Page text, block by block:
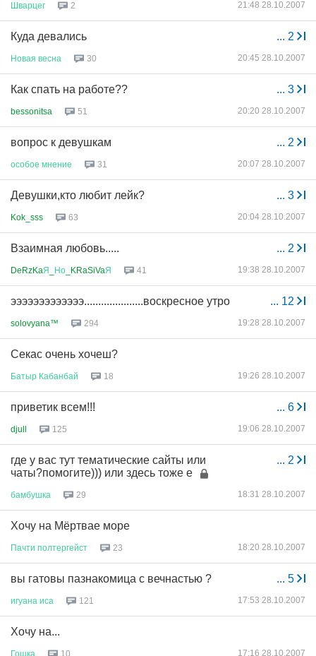
Шварцег 2 21:48 28.10.2007
... 2
Куда девались
Новая весна 30 20:45 28.10.2007
... 3
Как спать на работе??
bessonitsa 51 20:20 28.10.2007
... 2
вопрос к девушкам
особое мнение 31 20:07 28.10.2007
... 3
Девушки,кто любит лейк?
Kok_sss 63 20:04 28.10.2007
... 2
Взаимная любовь.....
DeRzKaЯ Но _KRaSiVaЯ 41 19:38 28.10.2007
... 12
эээээээээээээ.....................воскресное утро
solovyana™ 294 19:28 28.10.2007
Секас очень хочеш?
Батыр Кабанбай 18 19:26 28.10.2007
... 6
приветик всем!!!
djull 125 19:06 28.10.2007
... 2
где у вас тут тематические сайты или
чаты?помогите))) или здесь тоже е
бамбушка 29 18:31 28.10.2007
Хочу на Мёртвае море
Пачти полтергейст 23 18:20 28.10.2007
... 5
вы гатовы пазнакомица с вечнастью ?
игуана иса 121 17:53 28.10.2007
Хочу на...
Гошка 10 17:16 28.10.2007